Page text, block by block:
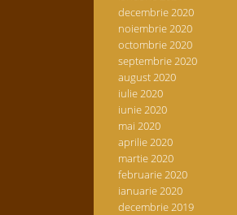
decembrie 2020
noiembrie 2020
octombrie 2020
septembrie 2020
august 2020
iulie 2020
iunie 2020
mai 2020
aprilie 2020
martie 2020
februarie 2020
ianuarie 2020
decembrie 2019